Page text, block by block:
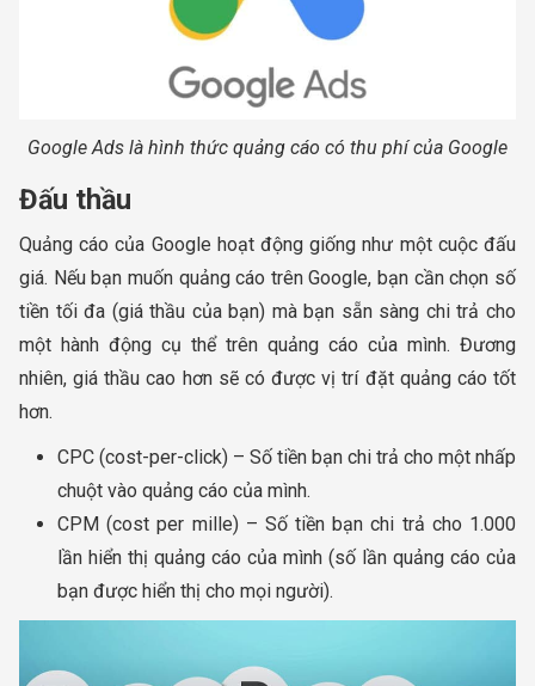
Google Ads là hình thức quảng cáo có thu phí của Google
Đấu thầu
Quảng cáo của Google hoạt động giống như một cuộc đấu
giá. Nếu bạn muốn quảng cáo trên Google, bạn cần chọn số
tiền tối đa (giá thầu của bạn) mà bạn sẵn sàng chi trả cho
một hành động cụ thể trên quảng cáo của mình. Đương
nhiên, giá thầu cao hơn sẽ có được vị trí đặt quảng cáo tốt
hơn.
CPC (cost-per-click) – Số tiền bạn chi trả cho một nhấp
chuột vào quảng cáo của mình.
CPM (cost per mille) – Số tiền bạn chi trả cho 1.000
lần hiển thị quảng cáo của mình (số lần quảng cáo của
bạn được hiển thị cho mọi người).